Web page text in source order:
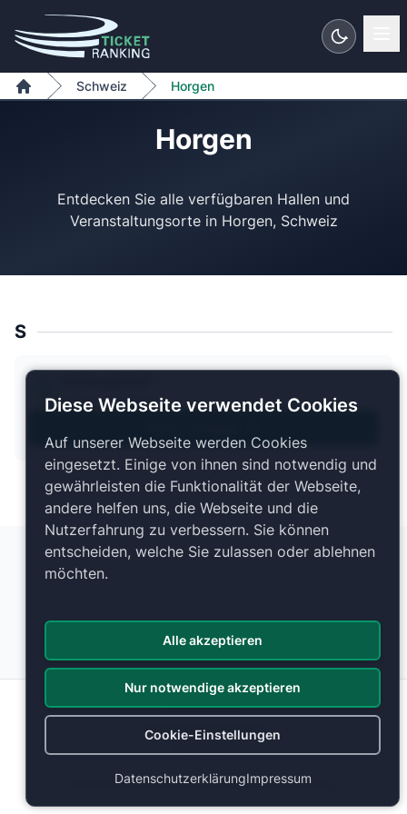
Zum Inhalt springen
Home
Schweiz Horgen
Horgen
Entdecken Sie alle verfügbaren Hallen und
S
1 Plan verfügbar
Datenschutz
Cookie-Einstellungen
© 2026 ticketranking.com | Alle Rechte vorbehalten.
Diese Webseite verwendet Cookies
Auf unserer Webseite werden Cookies
eingesetzt. Einige von ihnen sind notwendig und
gewährleisten die Funktionalität der Webseite,
andere helfen uns, die Webseite und die
Nutzerfahrung zu verbessern. Sie können
entscheiden, welche Sie zulassen oder ablehnen
möchten.
Alle akzeptieren
Nur notwendige akzeptieren
Cookie-Einstellungen
DatenschutzerklärungImpressum